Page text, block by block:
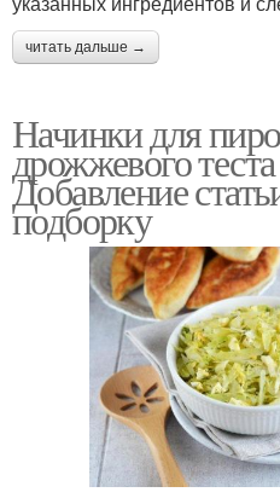
читать дальше →
Начинки для
дрожжевого
Добавление
подборку